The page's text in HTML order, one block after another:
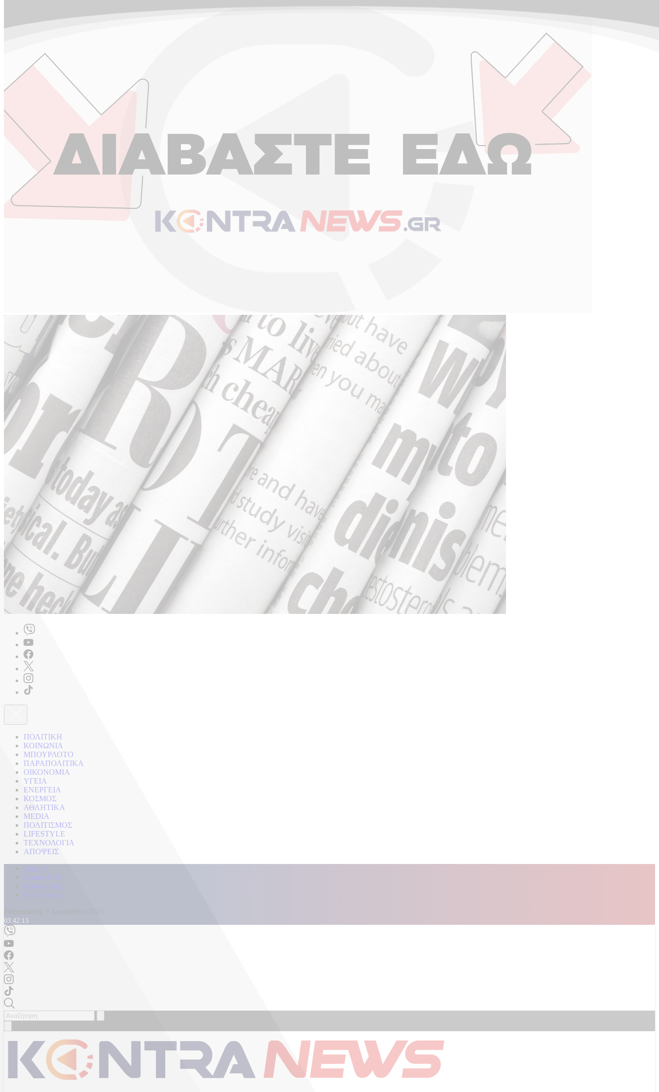
ΠΟΛΙΤΙΚΗ
ΚΟΙΝΩΝΙΑ
ΜΠΟΥΡΛΟΤΟ
ΠΑΡΑΠΟΛΙΤΙΚΑ
ΟΙΚΟΝΟΜΙΑ
ΥΓΕΙΑ
ΕΝΕΡΓΕΙΑ
ΚΟΣΜΟΣ
ΑΘΛΗΤΙΚΑ
MEDIA
ΠΟΛΙΤΙΣΜΟΣ
LIFESTYLE
ΤΕΧΝΟΛΟΓΙΑ
ΑΠΟΨΕΙΣ
Αρχική
Kontra Live
Καταγγελίες
Επικοινωνία
Παρασκευή, 7 Αυγούστου 2026
03:42:16